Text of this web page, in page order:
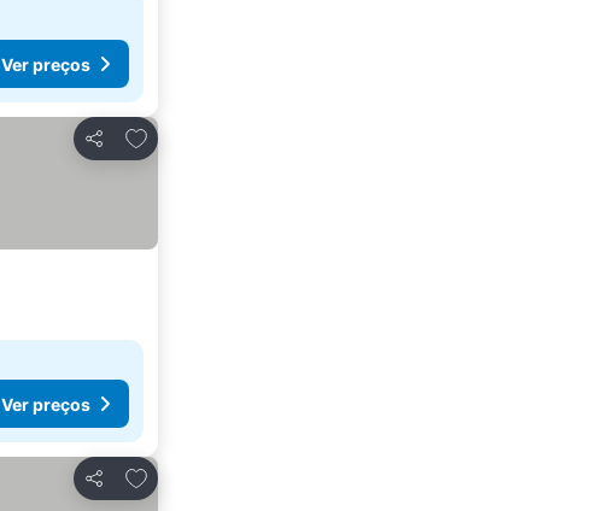
Ver preços
Partilhar
Adicionar aos favoritos
Ver preços
Partilhar
Adicionar aos favoritos